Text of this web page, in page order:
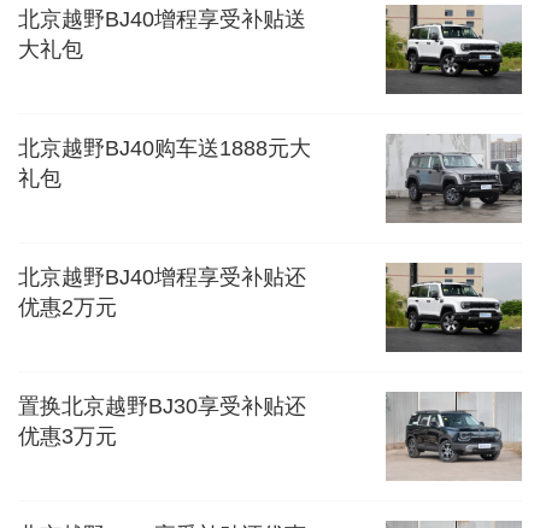
北京越野BJ40增程享受补贴送
大礼包
北京越野BJ40购车送1888元大
礼包
北京越野BJ40增程享受补贴还
优惠2万元
置换北京越野BJ30享受补贴还
优惠3万元